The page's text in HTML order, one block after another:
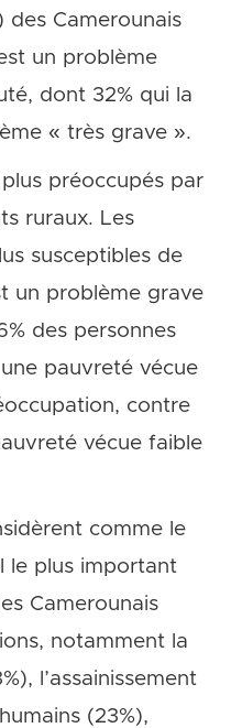
des Camerounais
un problème
dont 32% qui la
« très grave ».
préoccupés par
ruraux. Les
susceptibles de
un problème grave
des personnes
pauvreté vécue
contre
vécue faible
comme le
le plus important
Camerounais
notamment la
l’assainissement
(23%),